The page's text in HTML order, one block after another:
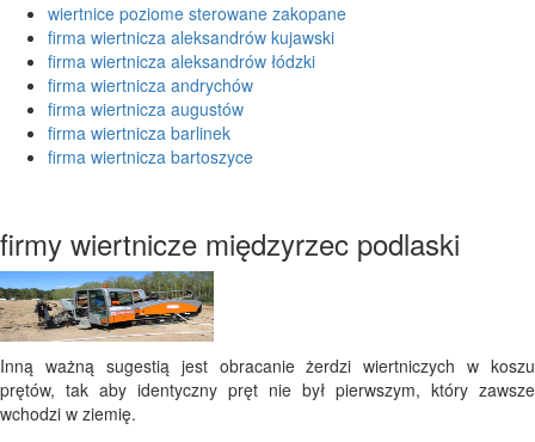
wiertnice poziome sterowane zakopane
firma wiertnicza aleksandrów kujawski
firma wiertnicza aleksandrów łódzki
firma wiertnicza andrychów
firma wiertnicza augustów
firma wiertnicza barlinek
firma wiertnicza bartoszyce
firmy wiertnicze międzyrzec podlaski
Inną ważną sugestią jest obracanie żerdzi wiertniczych w koszu
prętów, tak aby identyczny pręt nie był pierwszym, który zawsze
wchodzi w ziemię.